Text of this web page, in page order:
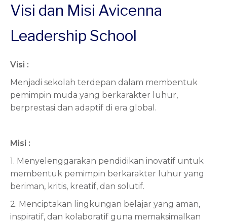
Visi dan Misi Avicenna
Leadership School
Visi :
Menjadi sekolah terdepan dalam membentuk
pemimpin muda yang berkarakter luhur,
berprestasi dan adaptif di era global.
Misi :
1. Menyelenggarakan pendidikan inovatif untuk
membentuk pemimpin berkarakter luhur yang
beriman, kritis, kreatif, dan solutif.
2. Menciptakan lingkungan belajar yang aman,
inspiratif, dan kolaboratif guna memaksimalkan